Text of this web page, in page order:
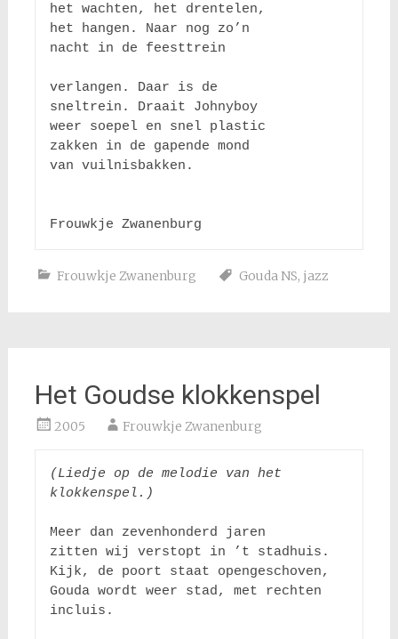
het wachten, het drentelen,
het hangen. Naar nog zo’n
nacht in de feesttrein
verlangen. Daar is de
sneltrein. Draait Johnyboy
weer soepel en snel plastic
zakken in de gapende mond
van vuilnisbakken.
Frouwkje Zwanenburg Gouda NS, jazz
Het Goudse klokkenspel
2005 Frouwkje Zwanenburg
(Liedje op de melodie van het
klokkenspel.)
Meer dan zevenhonderd jaren
zitten wij verstopt in ’t stadhuis.
Kijk, de poort staat opengeschoven,
Gouda wordt weer stad, met rechten
incluis.